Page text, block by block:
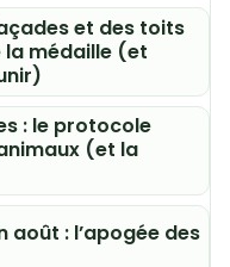
et des toits
la médaille (et
: le protocole
(et la
août : l’apogée des